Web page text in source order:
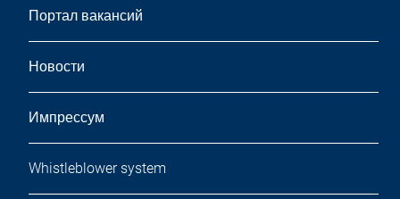
Портал вакансий
Новости
Импрессум
Whistleblower system